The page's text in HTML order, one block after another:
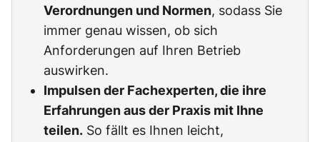
Verordnungen und Normen, sodass Sie
immer genau wissen, ob sich
Anforderungen auf Ihren Betrieb
auswirken.
Impulsen der Fachexperten, die ihre
Erfahrungen aus der Praxis mit Ihne
teilen. So fällt es Ihnen leicht,